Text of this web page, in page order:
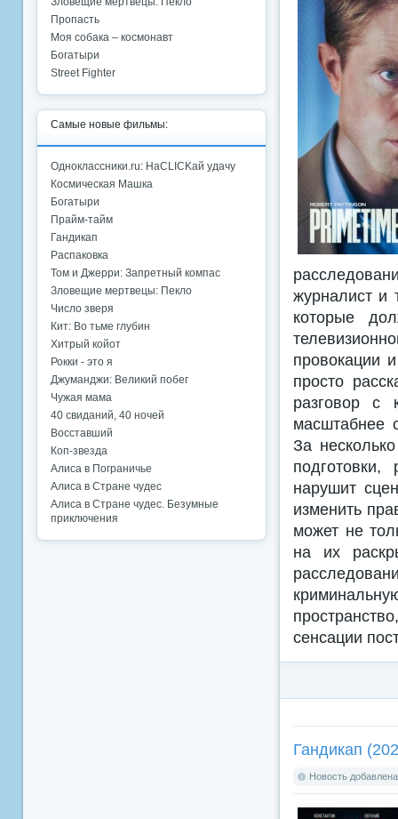
журналист и
которые
провокации
просто
разговор с
масштабнее
За
нарушит
изменить
может не
на их
сенсации
Гандикап
Новость
Пропасть
Моя собака – космонавт
Богатыри
Street Fighter
Самые новые фильмы:
Одноклассники.ru: НаCLICKай удачу
Космическая Машка
Богатыри
Прайм-тайм
Гандикап
Распаковка
Том и Джерри: Запретный компас
Зловещие мертвецы: Пекло
Число зверя
Кит: Во тьме глубин
Хитрый койот
Рокки - это я
Джуманджи: Великий побег
Чужая мама
40 свиданий, 40 ночей
Восставший
Коп-звезда
Алиса в Пограничье
Алиса в Стране чудес
Алиса в Стране чудес. Безумные
приключения